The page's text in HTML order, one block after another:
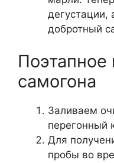
дегустации,
добротный
Поэтапное
самогона
Заливаем
перегонный
Для
пробы во